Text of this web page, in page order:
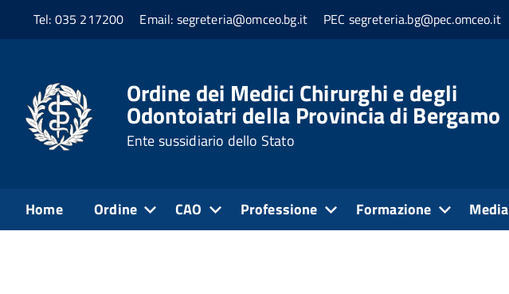
Tel: 035 217200 Email: segreteria@omceo.bg.it PEC segreteria.bg@pec.omceo.it
Ordine dei Medici Chirurghi e degli
Odontoiatri della Provincia di Bergamo
Ente sussidiario dello Stato
Home Ordine CAO Professione Formazione Media
Home Personale Tassi di assenza
Tassi di assenza